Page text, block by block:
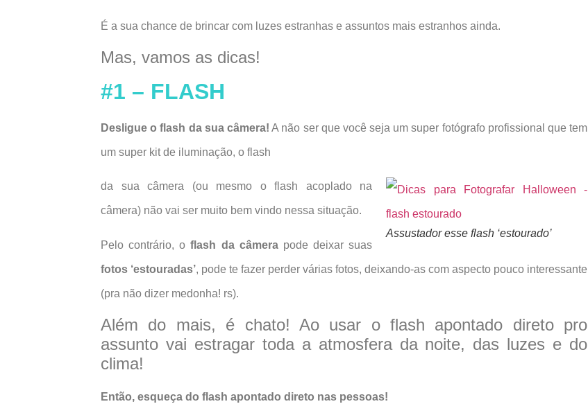
É a sua chance de brincar com luzes estranhas e assuntos mais estranhos ainda.
Mas, vamos as dicas!
#1 – FLASH
Desligue o flash da sua câmera! A não ser que você seja um super fotógrafo profissional que tem
um super kit de iluminação, o flash
Assustador esse flash ‘estourado’
da sua câmera (ou mesmo o flash acoplado na
câmera) não vai ser muito bem vindo nessa situação.
Pelo contrário, oflash da câmerapode deixar suas
fotos ‘estouradas’, pode te fazer perder várias fotos, deixando-as com aspecto pouco interessante
(pra não dizer medonha! rs).
Além do mais, é chato! Ao usar o flash apontado direto pro
assunto vai estragar toda a atmosfera da noite, das luzes e do
clima!
Então, esqueça do flash apontado direto nas pessoas!